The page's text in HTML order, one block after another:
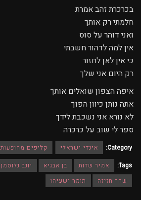
בכרכרת זהב אמרת
חלמתי רק אותך
ואני דוהר על סוס
אין למה לדהור חשבתי
כי אין לאן לחזור
רק היום אני שלך
איפה הצפון שואלים אותך
אתה נותן כיוון הפוך
לא נורא אני נשכבת לידך
ספר לי שוב על כרכרה
Category: אינדי ישראלי
קליפים מהופעות
Tags:
אמיר שדות בן אבגיא יוגב גלוסמן
שחר חזיזה
תומר ישעיהו